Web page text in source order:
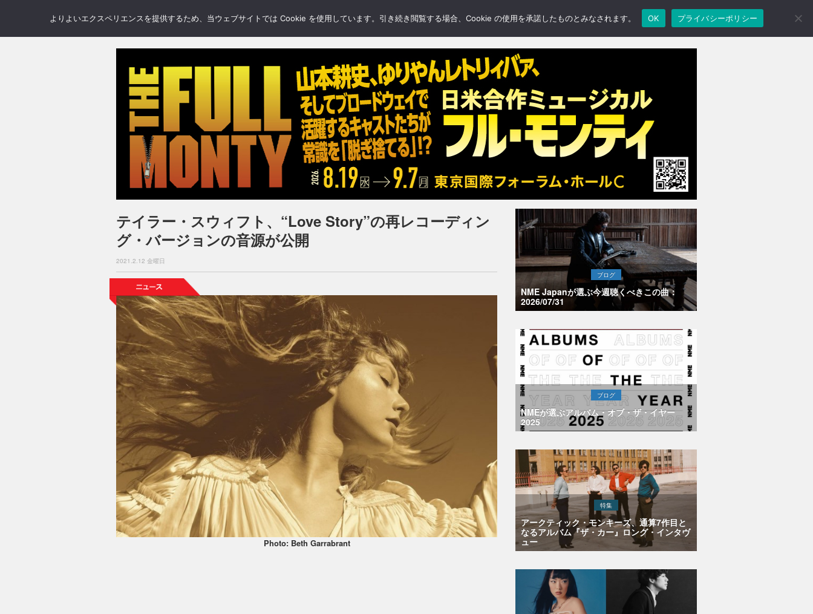
NEWS REVIEWS GALLERY BLOGS FEATURE
テイラー・スウィフト、“Love Story”の再レコーディン
グ・バージョンの音源が公開
2021.2.12 金曜日
Photo: Beth Garrabrant
ブログ
NME Japanが選ぶ今週聴くべきこの曲：
2026/07/31
ブログ
NMEが選ぶアルバム・オブ・ザ・イヤー
2025
特集
アークティック・モンキーズ、通算7作目と
なるアルバム『ザ・カー』ロング・インタヴ
ュー
よりよいエクスペリエンスを提供するため、当ウェブサイトでは Cookie を使用しています。引き続き閲覧する場合、Cookie の使用を承諾したものとみなされます。 OK プライバシーポリシー